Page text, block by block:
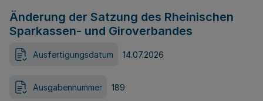
Änderung der Satzung des Rheinischen
Sparkassen- und Giroverbandes
Ausfertigungsdatum 14.07.2026
Ausgabennummer 189